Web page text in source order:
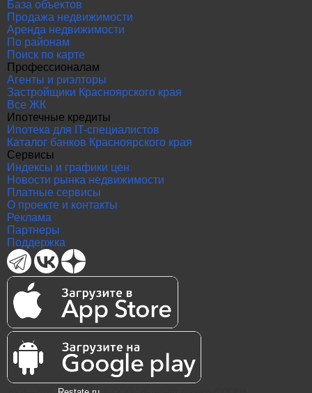
База объектов
Продажа недвижимости
Аренда недвижимости
По районам
Поиск по карте
Профессионалам
Агенты и риэлторы
Застройщики Красноярского края
Все ЖК
Ипотечные кредиты
Ипотека для IT-специалистов
Каталог банков Красноярского края
Сервисы
Индексы и графики цен
Новости рынка недвижимости
Платные сервисы
О проекте и контакты
Реклама
Партнеры
Поддержка